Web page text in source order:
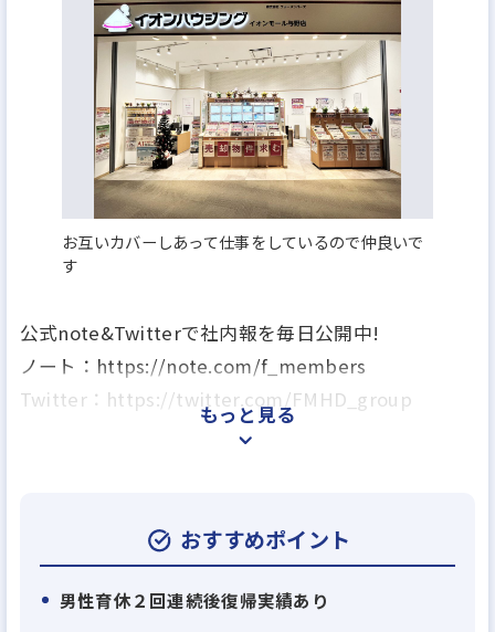
お互いカバーしあって仕事をしているので仲良いで
す
公式note&Twitterで社内報を毎日公開中!
ノート：https://note.com/f_members
Twitter：https://twitter.com/FMHD_group
け、日本社会に貢献する」を掲げ、個人から国まで
幅広く信頼される企業として社会に貢献し、がんば
るすべての人が幸福を追求できる環境を提供するこ
もっと見る
おすすめポイント
男性育休２回連続後復帰実績あり